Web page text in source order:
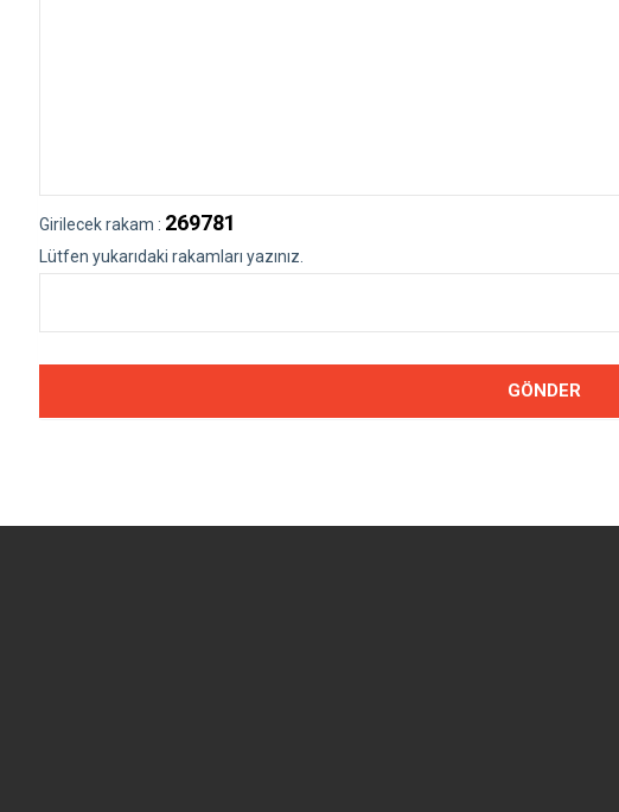
Girilecek rakam : 269781
Lütfen yukarıdaki rakamları yazınız.